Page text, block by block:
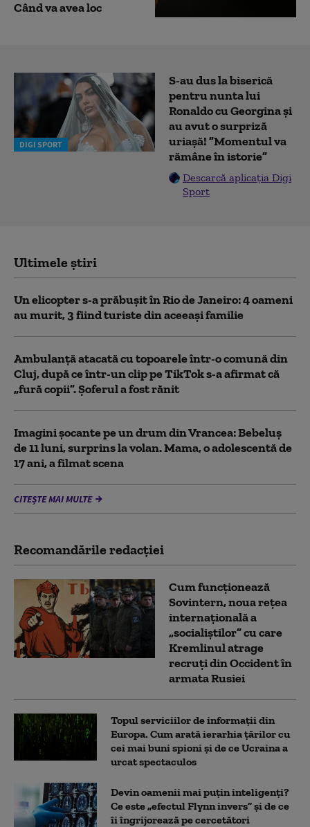
Când va avea loc
DIGI SPORT
S-au dus la biserică
pentru nunta lui
Ronaldo cu Georgina și
au avut o surpriză
uriașă! ”Momentul va
rămâne în istorie”
Descarcă aplicația Digi
Sport
Ultimele știri
Un elicopter s-a prăbușit în Rio de Janeiro: 4 oameni
au murit, 3 fiind turiste din aceeaşi familie
Ambulanţă atacată cu topoarele într-o comună din
Cluj, după ce într-un clip pe TikTok s-a afirmat că
„fură copii”. Șoferul a fost rănit
Imagini șocante pe un drum din Vrancea: Bebeluș
de 11 luni, surprins la volan. Mama, o adolescentă de
17 ani, a filmat scena
CITEȘTE MAI MULTE
Recomandările redacţiei
Cum funcționează
Sovintern, noua rețea
internațională a
„socialiștilor” cu care
Kremlinul atrage
recruți din Occident în
armata Rusiei
Topul serviciilor de informații din
Europa. Cum arată ierarhia țărilor cu
cei mai buni spioni și de ce Ucraina a
urcat spectaculos
Devin oamenii mai puțin inteligenți?
Ce este „efectul Flynn invers” și de ce
îi îngrijorează pe cercetători